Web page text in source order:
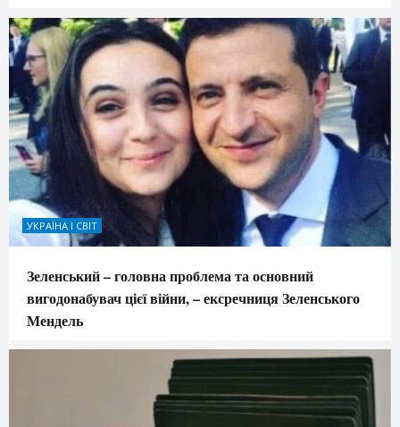
УКРАЇНА І СВІТ
Зеленський – головна проблема та основний
вигодонабувач цієї війни, – ексречниця Зеленського
Мендель